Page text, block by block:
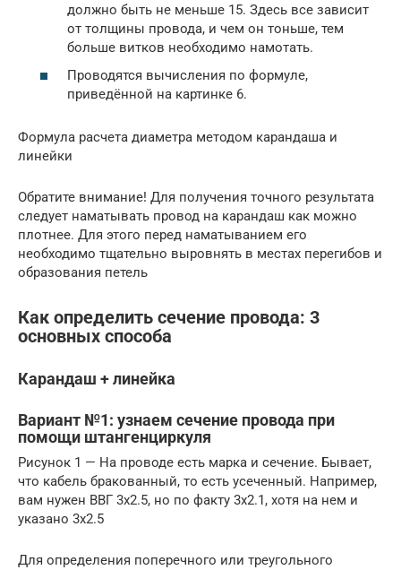
должно быть не меньше 15. Здесь все зависит
от толщины провода, и чем он тоньше, тем
больше витков необходимо намотать.
Проводятся вычисления по формуле,
приведённой на картинке 6.
Формула расчета диаметра методом карандаша и
линейки
Обратите внимание! Для получения точного результата
следует наматывать провод на карандаш как можно
плотнее. Для этого перед наматыванием его
необходимо тщательно выровнять в местах перегибов и
образования петель
Как определить сечение провода: 3
основных способа
Карандаш + линейка
Вариант №1: узнаем сечение провода при
помощи штангенциркуля
Рисунок 1 — На проводе есть марка и сечение. Бывает,
что кабель бракованный, то есть усеченный. Например,
вам нужен ВВГ 3х2.5, но по факту 3х2.1, хотя на нем и
указано 3х2.5
Для определения поперечного или треугольного